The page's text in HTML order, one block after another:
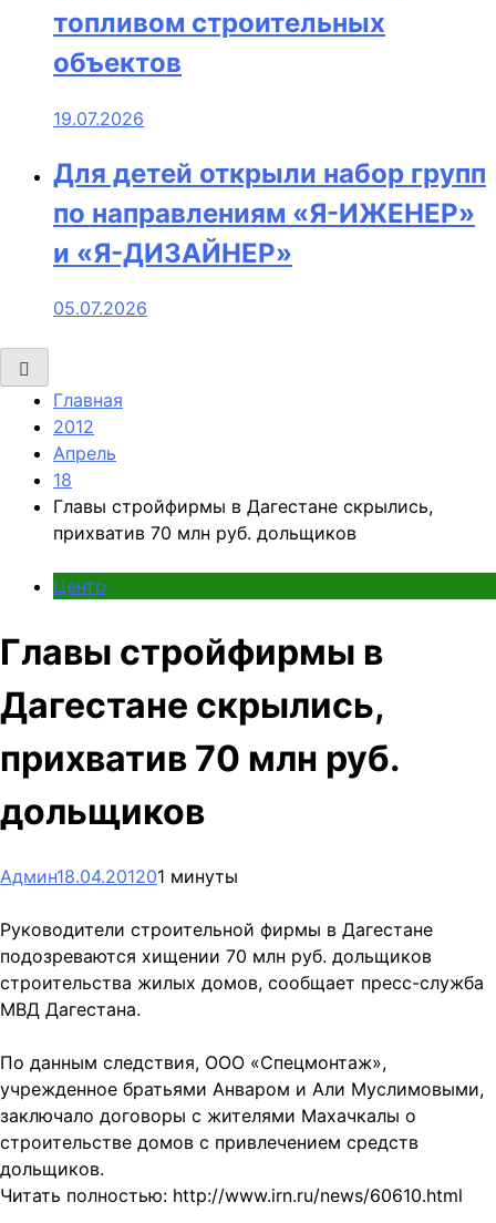
топливом строительных
объектов
19.07.2026
Для детей открыли набор групп
по направлениям «Я-ИЖЕНЕР»
и «Я-ДИЗАЙНЕР»
05.07.2026
Главная
2012
Апрель
18
Главы стройфирмы в Дагестане скрылись,
прихватив 70 млн руб. дольщиков
Центр
Главы стройфирмы в
Дагестане скрылись,
прихватив 70 млн руб.
дольщиков
Админ18.04.201201 минуты
Руководители строительной фирмы в Дагестане
подозреваются хищении 70 млн руб. дольщиков
строительства жилых домов, сообщает пресс-служба
МВД Дагестана.
По данным следствия, ООО «Спецмонтаж»,
учрежденное братьями Анваром и Али Муслимовыми,
заключало договоры с жителями Махачкалы о
строительстве домов с привлечением средств
дольщиков.
Читать полностью: http://www.irn.ru/news/60610.html